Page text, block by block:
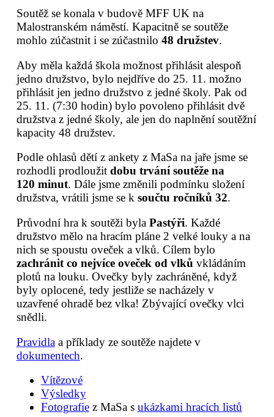
Pro organizátory
Soutěž se konala v budově MFF UK na
Malostranském náměstí. Kapacitně se soutěže
mohlo zúčastnit i se zúčastnilo 48 družstev.
Aby měla každá škola možnost přihlásit alespoň
jedno družstvo, bylo nejdříve do 25. 11. možno
přihlásit jen jedno družstvo z jedné školy. Pak od
25. 11. (7:30 hodin) bylo povoleno přihlásit dvě
družstva z jedné školy, ale jen do naplnění soutěžní
kapacity 48 družstev.
Podle ohlasů dětí z ankety z MaSa na jaře jsme se
rozhodli prodloužit dobu trvání soutěže na
120 minut. Dále jsme změnili podmínku složení
družstva, vrátili jsme se k součtu ročníků 32.
Průvodní hra k soutěži byla Pastýři. Každé
družstvo mělo na hracím pláne 2 velké louky a na
nich se spoustu oveček a vlků. Cílem bylo
zachránit co nejvíce oveček od vlků vkládáním
plotů na louku. Ovečky byly zachráněné, když
byly oplocené, tedy jestliže se nacházely v
uzavřené ohradě bez vlka! Zbývající ovečky vlci
snědli.
Pravidlaa příklady ze soutěže najdete v
dokumentech.
Vítězové
Výsledky
Fotografiez MaSa s ukázkami hracích listů